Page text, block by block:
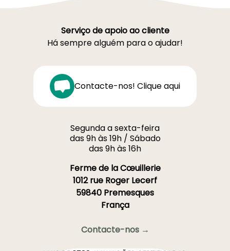
Serviço de apoio ao cliente
Há sempre alguém para o ajudar!
Contacte-nos! Clique aqui
Segunda a sexta-feira
das 9h às 19h / Sábado
das 9h às 16h
Ferme de la Cœuillerie
1012 rue Roger Lecerf
59840 Premesques
França
Contacte-nos →